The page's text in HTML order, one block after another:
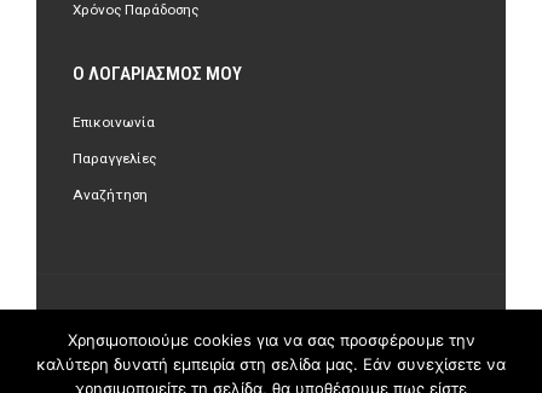
Χρόνος Παράδοσης
Ο ΛΟΓΑΡΙΑΣΜΌΣ ΜΟΥ
Επικοινωνία
Παραγγελίες
Αναζήτηση
Χρησιμοποιούμε cookies για να σας προσφέρουμε την
καλύτερη δυνατή εμπειρία στη σελίδα μας. Εάν συνεχίσετε να
χρησιμοποιείτε τη σελίδα, θα υποθέσουμε πως είστε